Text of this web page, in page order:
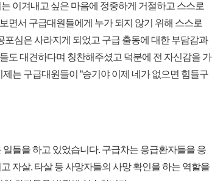
이겨내고 싶은 마음에 정중하게 거절하고 스스로
면서 구급대원들에게 누가 되지 않기 위해 스스로
심은 사라지게 되었고 구급 출동에 대한 부담감과
도 대견하다며 칭찬해주셨고 덕분에 전 자신감을 가
는 구급대원들이 “승기야 이제 네가 없으면 힘들구
들을 하고 있었습니다. 구급차는 응급환자들을 응
자살, 타살 등 사망자들의 사망 확인을 하는 역할을